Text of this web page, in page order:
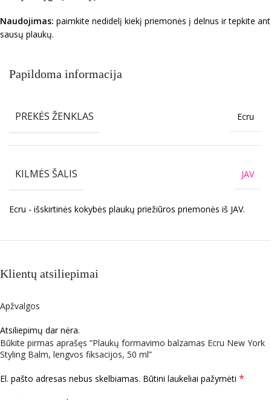
Naudojimas: paimkite nedidelį kiekį priemonės į delnus ir tepkite ant
sausų plaukų.
Papildoma informacija
PREKĖS ŽENKLAS Ecru
KILMĖS ŠALIS JAV
Ecru - išskirtinės kokybės plaukų priežiūros priemonės iš JAV.
Klientų atsiliepimai
Apžvalgos
Atsiliepimų dar nėra.
Būkite pirmas aprašęs “Plaukų formavimo balzamas Ecru New York
Styling Balm, lengvos fiksacijos, 50 ml”
El. pašto adresas nebus skelbiamas. Būtini laukeliai pažymėti *